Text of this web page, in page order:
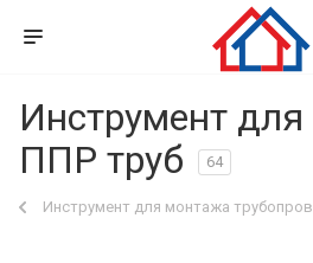
Инструмент
ППР труб
64
Инструмент для монтажа